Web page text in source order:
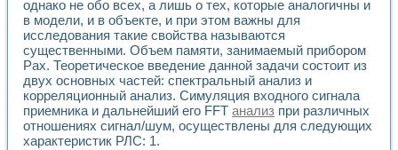
однако не обо всех, а лишь о тех, которые аналогичны и
в модели, и в объекте, и при этом важны для
исследования такие свойства называются
существенными. Объем памяти, занимаемый прибором
Pax. Теоретическое введение данной задачи состоит из
двух основных частей: спектральный анализ и
корреляционный анализ. Симуляция входного сигнала
приемника и дальнейший его FFT анализ при различных
отношениях сигнал/шум, осуществлены для следующих
характеристик РЛС: 1.